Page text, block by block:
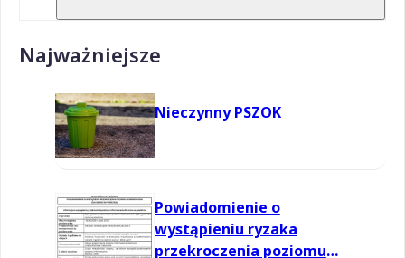
Najważniejsze
Nieczynny PSZOK
Powiadomienie o
wystąpieniu ryzaka
przekroczenia poziomu